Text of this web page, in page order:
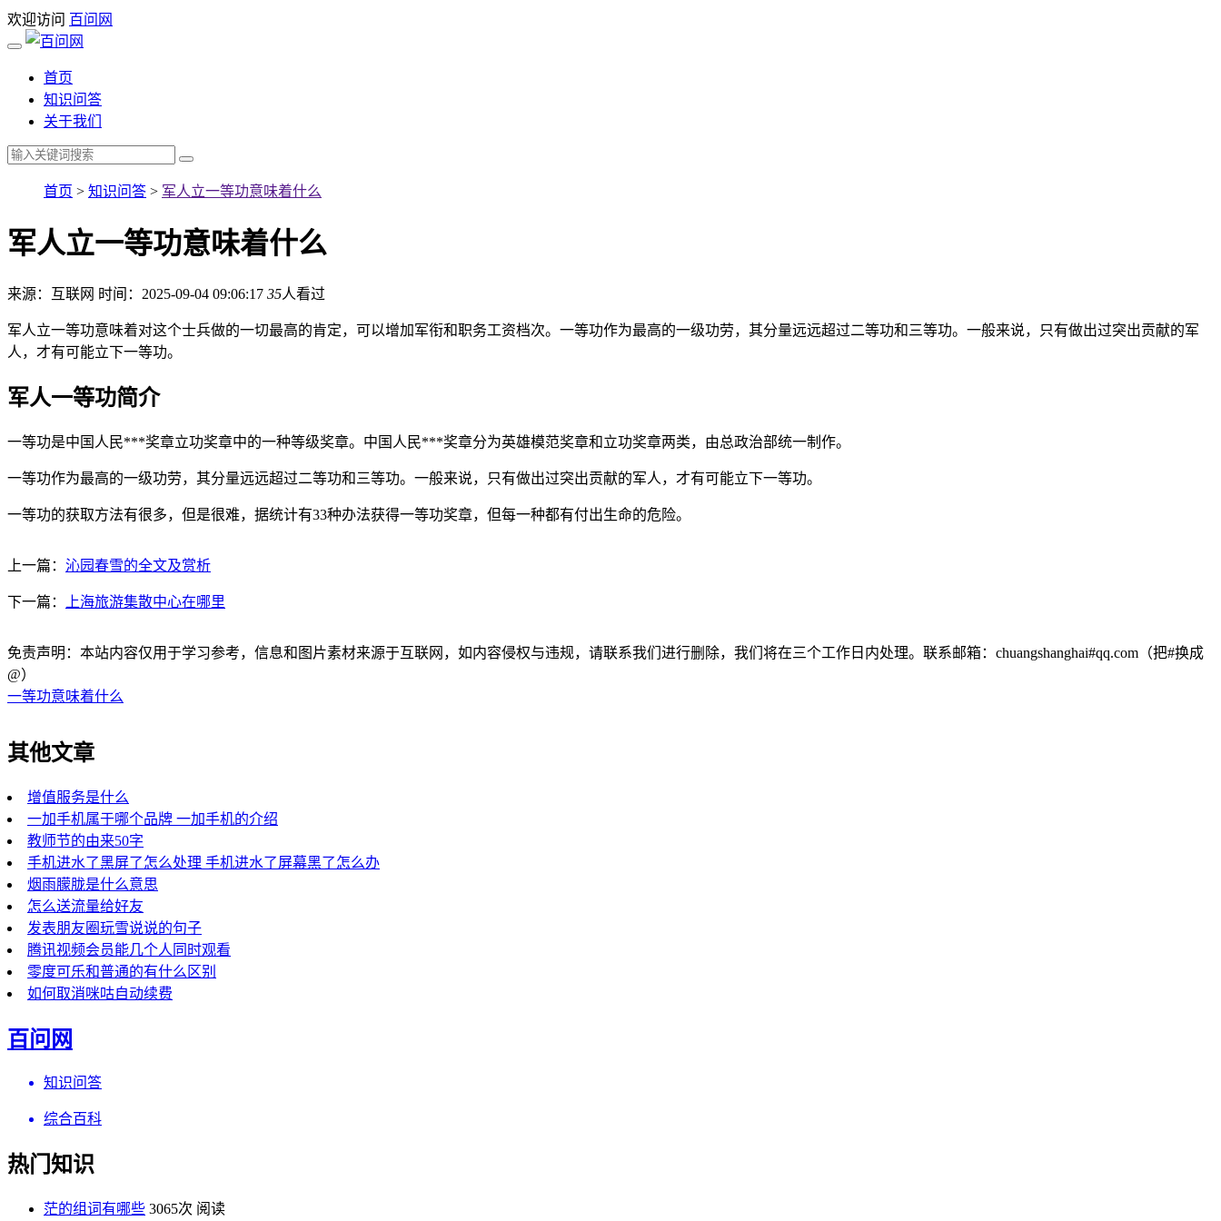
欢迎访问 百问网
首页
知识问答
关于我们
首页 > 知识问答 > 军人立一等功意味着什么
军人立一等功意味着什么
来源：互联网 时间：2025-09-04 09:06:17 35人看过
军人立一等功意味着对这个士兵做的一切最高的肯定，可以增加军衔和职务工资档次。一等功作为最高的一级功劳，其分量远远超过二等功和三等功。一般来说，只有做出过突出贡献的军
人，才有可能立下一等功。
军人一等功简介
一等功是中国人民***奖章立功奖章中的一种等级奖章。中国人民***奖章分为英雄模范奖章和立功奖章两类，由总政治部统一制作。
一等功作为最高的一级功劳，其分量远远超过二等功和三等功。一般来说，只有做出过突出贡献的军人，才有可能立下一等功。
一等功的获取方法有很多，但是很难，据统计有33种办法获得一等功奖章，但每一种都有付出生命的危险。
上一篇： 沁园春雪的全文及赏析
下一篇： 上海旅游集散中心在哪里
免责声明：本站内容仅用于学习参考，信息和图片素材来源于互联网，如内容侵权与违规，请联系我们进行删除，我们将在三个工作日内处理。联系邮箱：chuangshanghai#qq.com（把#换成
@）
一等功意味着什么
其他文章
增值服务是什么
一加手机属于哪个品牌 一加手机的介绍
教师节的由来50字
手机进水了黑屏了怎么处理 手机进水了屏幕黑了怎么办
烟雨朦胧是什么意思
怎么送流量给好友
发表朋友圈玩雪说说的句子
腾讯视频会员能几个人同时观看
零度可乐和普通的有什么区别
如何取消咪咕自动续费
百问网
知识问答
综合百科
热门知识
茫的组词有哪些 3065次 阅读